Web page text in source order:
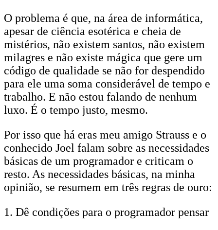
O problema é que, na área de informática,
apesar de ciência esotérica e cheia de
mistérios, não existem santos, não existem
milagres e não existe mágica que gere um
código de qualidade se não for despendido
para ele uma soma considerável de tempo e
trabalho. E não estou falando de nenhum
luxo. É o tempo justo, mesmo.
Por isso que há eras meu amigo Strauss e o
conhecido Joel falam sobre as necessidades
básicas de um programador e criticam o
resto. As necessidades básicas, na minha
opinião, se resumem em três regras de ouro:
1. Dê condições para o programador pensar